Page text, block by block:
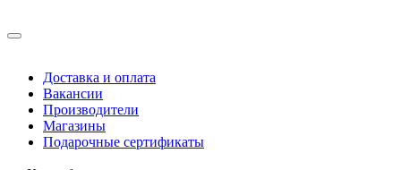
Доставка и оплата
Вакансии
Производители
Магазины
Подарочные сертификаты